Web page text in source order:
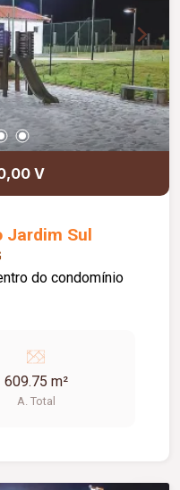
V
Jardim Sul
do condomínio
609.75 m²
A. Total